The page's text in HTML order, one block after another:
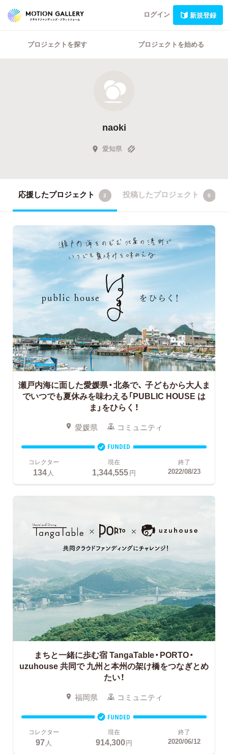
ログイン 新規登録
プロジェクトを探す プロジェクトを始める
naoki
愛知県
応援したプロジェクト 2 投稿したプロジェクト 0
瀬戸内海に面した愛媛県・北条で、 子どもから大人ま
でいつでも夏休みを味わえる「PUBLIC HOUSE は
ま」をひらく！
愛媛県 コミュニティ
FUNDED
コレクター
134 人
現在
1,344,555円
終了
2022/08/23
まちと一緒に歩む宿 TangaTable・PORTO・
uzuhouse 共同で九州と本州の架け橋をつなぎとめ
たい！
福岡県 コミュニティ
FUNDED
コレクター
97人
現在
914,300円
終了
2020/06/12